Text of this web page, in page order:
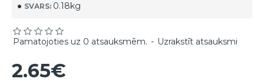
SVARS: 0.18kg
Pamatojoties uz 0 atsauksmēm. - Uzrakstīt atsauksmi
2.65€